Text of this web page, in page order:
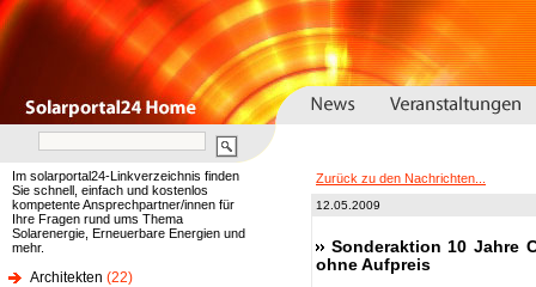
Im solarportal24-Linkverzeichnis finden
Sie schnell, einfach und kostenlos
kompetente Ansprechpartner/innen für
Ihre Fragen rund ums Thema
Solarenergie, Erneuerbare Energien und
mehr.
Architekten (22)
Zurück zu den Nachrichten...
12.05.2009
Sonderaktion 10 Jahre
ohne Aufpreis